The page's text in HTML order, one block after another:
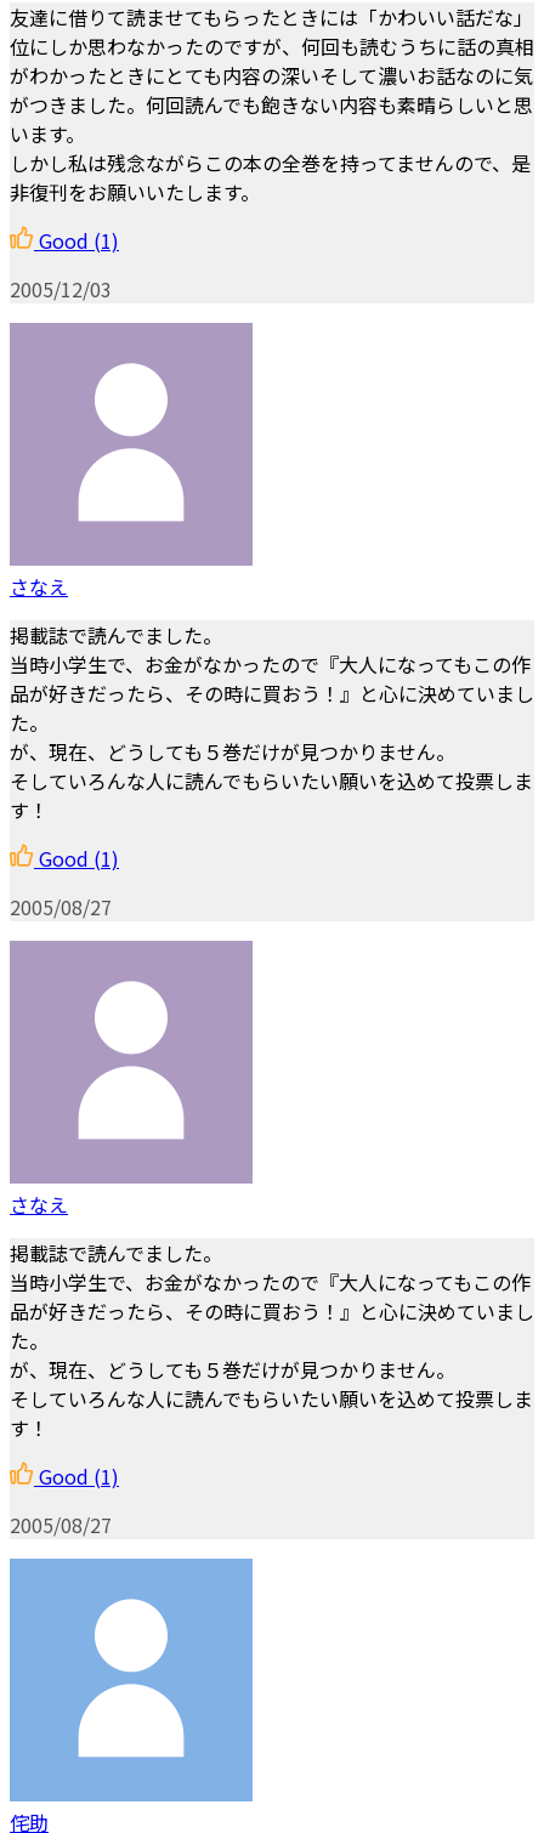
友達に借りて読ませてもらったときには「かわいい話だな」
位にしか思わなかったのですが、何回も読むうちに話の真相
がわかったときにとても内容の深いそして濃いお話なのに気
がつきました。何回読んでも飽きない内容も素晴らしいと思
います。
しかし私は残念ながらこの本の全巻を持ってませんので、是
非復刊をお願いいたします。
Good (1)
2005/12/03
さなえ
掲載誌で読んでました。
当時小学生で、お金がなかったので『大人になってもこの作
品が好きだったら、その時に買おう！』と心に決めていまし
た。
が、現在、どうしても５巻だけが見つかりません。
そしていろんな人に読んでもらいたい願いを込めて投票しま
す！
Good (1)
2005/08/27
さなえ
掲載誌で読んでました。
当時小学生で、お金がなかったので『大人になってもこの作
品が好きだったら、その時に買おう！』と心に決めていまし
た。
が、現在、どうしても５巻だけが見つかりません。
そしていろんな人に読んでもらいたい願いを込めて投票しま
す！
Good (1)
2005/08/27
侘助